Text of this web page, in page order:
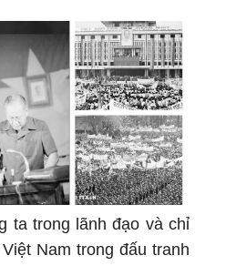
ta trong lãnh đạo và chỉ
Nam trong đấu tranh